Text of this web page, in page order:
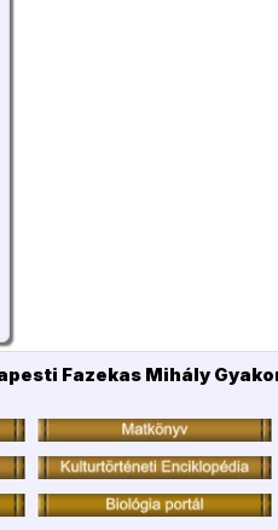
Fazekas Mihály